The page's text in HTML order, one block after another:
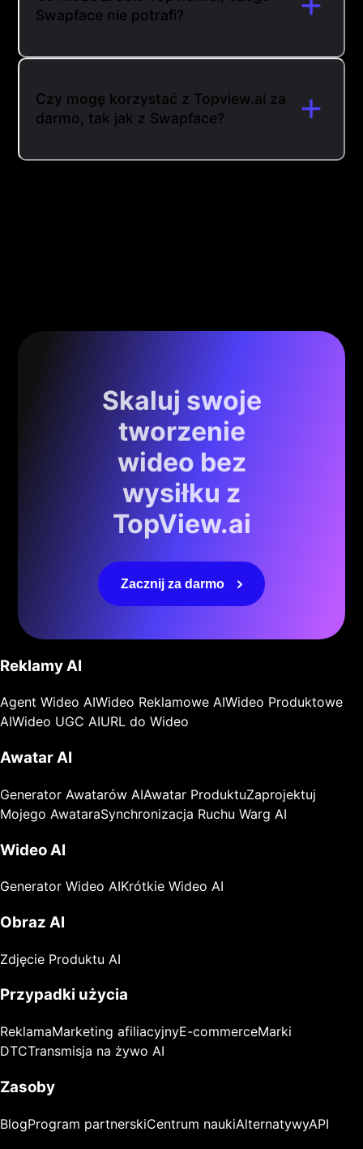
Swapface nie potrafi?
Czy mogę korzystać z Topview.ai za
darmo, tak jak z Swapface?
Skaluj swoje
tworzenie
wideo bez
wysiłku z
TopView.ai
Zacznij za darmo
Reklamy AI
Agent Wideo AIWideo Reklamowe AIWideo Produktowe
AIWideo UGC AIURL do Wideo
Awatar AI
Generator Awatarów AIAwatar ProduktuZaprojektuj
Mojego AwataraSynchronizacja Ruchu Warg AI
Wideo AI
Generator Wideo AIKrótkie Wideo AI
Obraz AI
Zdjęcie Produktu AI
Przypadki użycia
ReklamaMarketing afiliacyjnyE-commerceMarki
DTCTransmisja na żywo AI
Zasoby
BlogProgram partnerskiCentrum naukiAlternatywyAPI